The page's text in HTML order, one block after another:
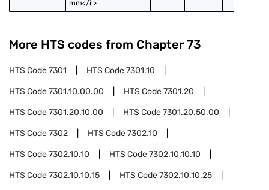
mm</il>
More HTS codes from Chapter 73
HTS Code7301 HTS Code7301.10
HTS Code7301.10.00.00 HTS Code7301.20
HTS Code7301.20.10.00 HTS Code7301.20.50.00
HTS Code7302 HTS Code7302.10
HTS Code7302.10.10 HTS Code7302.10.10.10
HTS Code7302.10.10.15 HTS Code7302.10.10.25